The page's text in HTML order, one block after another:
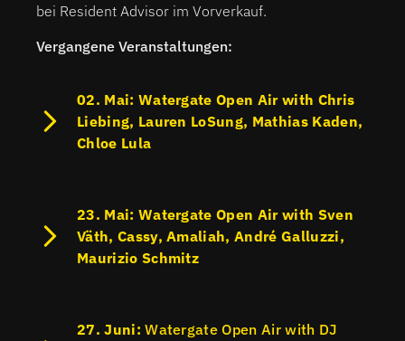
bei Resident Advisor im Vorverkauf.
Vergangene Veranstaltungen:
02. Mai: Watergate Open Air with Chris
Liebing, Lauren LoSung, Mathias Kaden,
Chloe Lula
23. Mai: Watergate Open Air with Sven
Väth, Cassy, Amaliah, André Galluzzi,
Maurizio Schmitz
27. Juni: Watergate Open Air with DJ